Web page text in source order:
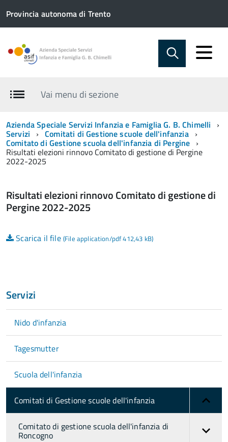
Provincia autonoma di Trento
Vai menu di sezione
Azienda Speciale Servizi Infanzia e Famiglia G. B. Chimelli
Servizi Comitati di Gestione scuole dell'infanzia
Comitato di Gestione scuola dell'infanzia di Pergine
Risultati elezioni rinnovo Comitato di gestione di Pergine
2022-2025
Risultati elezioni rinnovo Comitato di gestione di
Pergine 2022-2025
Scarica il file (File application/pdf 412,43 kB)
Servizi
Nido d'infanzia
Tagesmutter
Scuola dell'infanzia
Comitati di Gestione scuole dell'infanzia
Comitato di gestione scuola dell'infanzia di
Roncogno